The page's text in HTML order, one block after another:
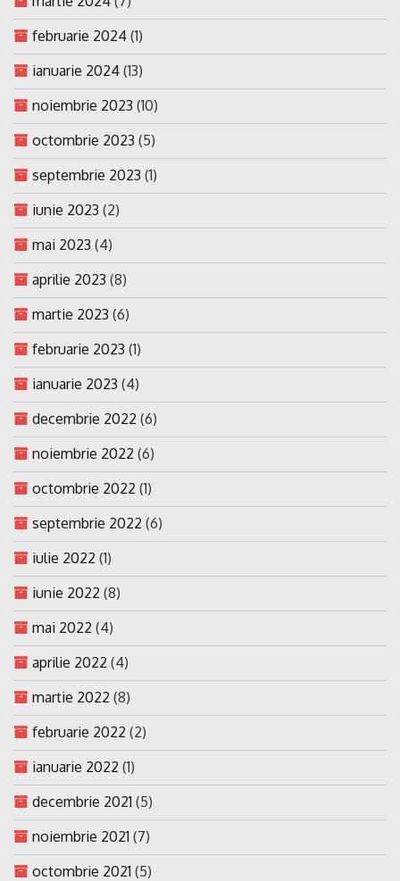
februarie 2024 (1)
ianuarie 2024 (13)
noiembrie 2023 (10)
octombrie 2023 (5)
septembrie 2023 (1)
iunie 2023 (2)
mai 2023 (4)
aprilie 2023 (8)
martie 2023 (6)
februarie 2023 (1)
ianuarie 2023 (4)
decembrie 2022 (6)
noiembrie 2022 (6)
octombrie 2022 (1)
septembrie 2022 (6)
iulie 2022 (1)
iunie 2022 (8)
mai 2022 (4)
aprilie 2022 (4)
martie 2022 (8)
februarie 2022 (2)
ianuarie 2022 (1)
decembrie 2021 (5)
noiembrie 2021 (7)
octombrie 2021 (5)